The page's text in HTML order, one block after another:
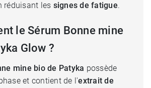
réduisant les signes de fatigue.
le Sérum Bonne mine
Glow ?
mine bio de Patyka possède
et contient de l'extrait de